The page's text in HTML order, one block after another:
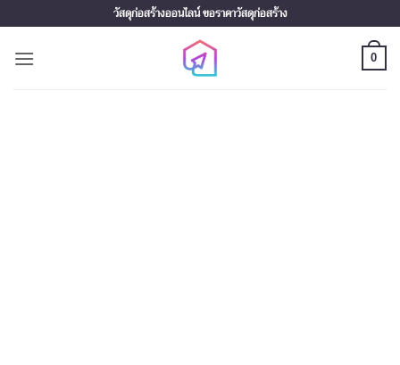
to
content
วัสดุก่อสร้างออนไลน์ ขอราคาวัสดุก่อสร้าง
0